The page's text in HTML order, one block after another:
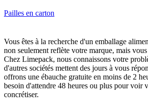
Pailles en carton
Vous êtes à la recherche d'un emballage
non seulement reflète votre marque, mais
Chez Limepack, nous connaissons votre
d'autres sociétés mettent des jours à vous
offrons une ébauche gratuite en moins de 2
besoin d'attendre 48 heures ou plus pour voir
concrétiser.